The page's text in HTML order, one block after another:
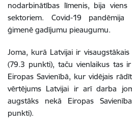
nodarbinātības līmenis, bija
sektoriem. Covid-19
ģimenē gadījumu pieaugumu.
Joma, kurā Latvijai ir
(79.3 punkti), taču vienlaikus tas
Eiropas Savienībā, kur vidējais
vērtējums Latvijai ir arī darba
augstāks nekā Eiropas
punkti).